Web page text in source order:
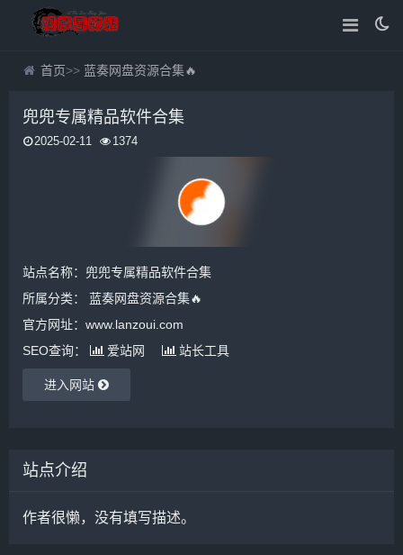
首页>> 蓝奏网盘资源合集🔥
兜兜专属精品软件合集
2025-02-11 1374
站点名称：兜兜专属精品软件合集
所属分类：
蓝奏网盘资源合集🔥
官方网址：www.lanzoui.com
SEO查询：
爱站网 站长工具
进入网站
站点介绍
作者很懒，没有填写描述。